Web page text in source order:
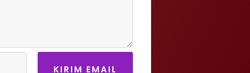
KIRIM EMAIL